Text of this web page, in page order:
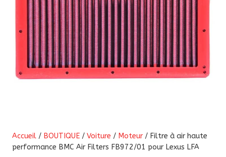
Accueil / BOUTIQUE / Voiture / Moteur / Filtre à air haute
performance BMC Air Filters FB972/01 pour Lexus LFA